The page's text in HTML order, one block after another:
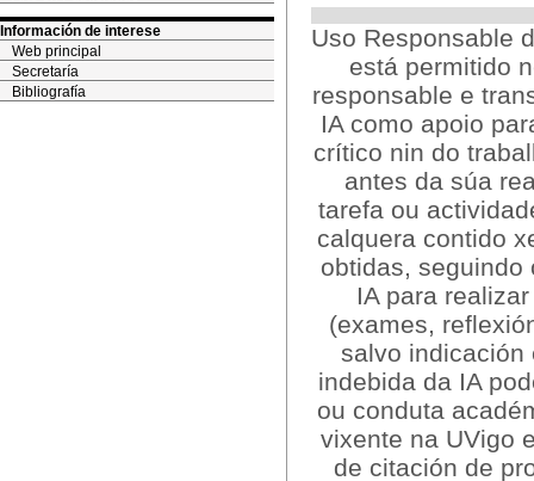
Información de interese
Web principal
Secretaría
Bibliografía
Uso Responsable
está permitido
responsable e
IA como apoio
crítico nin do
antes da súa
tarefa ou
calquera contido
obtidas, seguindo
IA para
(exames,
salvo indicación
indebida da IA
ou conduta
vixente na UVigo
de citación de